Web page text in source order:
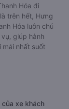
Hóa đi
trên hết, Hưng
Hóa luôn chú
giúp hành
nhất suốt
xe khách